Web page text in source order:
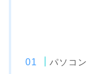
パソコン